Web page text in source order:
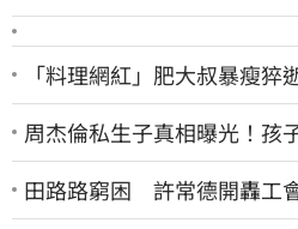
「料理網紅」肥大叔暴瘦
周杰倫私生子真相曝光！孩
田路路窮困 許常德開轟工